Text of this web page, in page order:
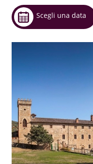
Scegli una data